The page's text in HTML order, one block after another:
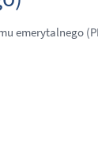
emerytalnego